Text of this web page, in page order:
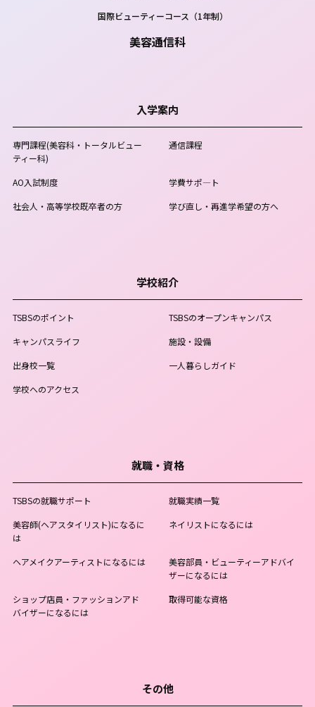
国際ビューティーコース（1年制）
美容通信科
入学案内
専門課程(美容科・トータルビュー
ティー科)
通信課程
AO入試制度
学費サポ―ト
社会人・高等学校既卒者の方
学び直し・再進学希望の方へ
学校紹介
TSBSのポイント
TSBSのオープンキャンパス
キャンパスライフ
施設・設備
出身校一覧
一人暮らしガイド
学校へのアクセス
就職・資格
TSBSの就職サポート
就職実績一覧
美容師(ヘアスタイリスト)になるに
は
ネイリストになるには
ヘアメイクアーティストになるには
美容部員・ビューティーアドバイ
ザーになるには
ショップ店員・ファッションアド
バイザーになるには
取得可能な資格
その他